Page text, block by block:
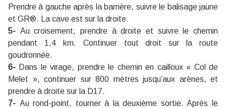
Prendre à gauche après la barrière, suivre le balisage jaune
et GR®. La cave est sur la droite.
5- Au croisement, prendre à droite et suivre le chemin
pendant 1,4 km. Continuer tout droit sur la route
goudronnée.
6- Dans le virage, prendre le chemin en cailloux « Col de
Melet », continuer sur 800 mètres jusqu’aux arènes, et
prendre à droite sur la D17.
7- Au rond-point, tourner à la deuxième sortie. Après le